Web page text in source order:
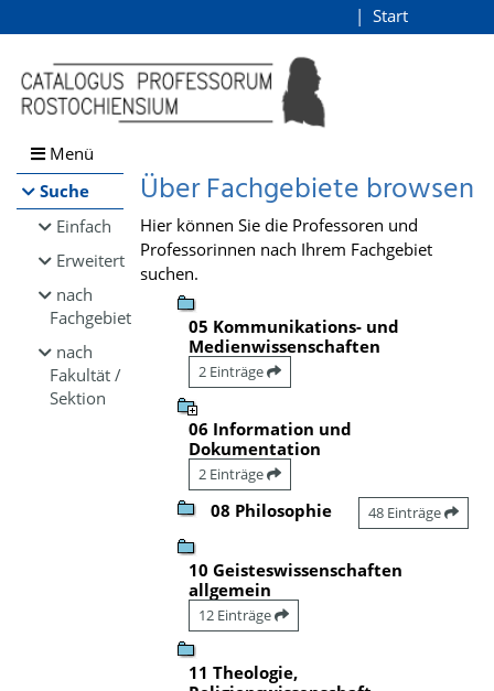
Browsen
direkt zum Inhalt
Start
Menü
Suche
Einfach
Erweitert
nach
Fachgebiet
nach
Fakultät /
Sektion
Über Fachgebiete browsen
Hier können Sie die Professoren und
Professorinnen nach Ihrem Fachgebiet
suchen.
05 Kommunikations- und
Medienwissenschaften
2 Einträge
06 Information und
Dokumentation
2 Einträge
08 Philosophie 48 Einträge
10 Geisteswissenschaften
allgemein
12 Einträge
11 Theologie,